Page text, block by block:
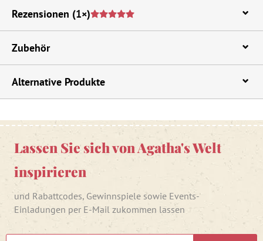
Rezensionen (1×)
Zubehör
Alternative Produkte
Lassen Sie sich von Agatha's Welt
inspirieren
und Rabattcodes, Gewinnspiele sowie Events-
Einladungen per E-Mail zukommen lassen